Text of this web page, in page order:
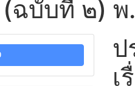
ฉบับที่ ๒)
ป
เ